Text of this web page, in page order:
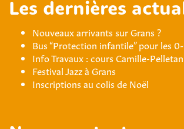
Les dernières
Nouveaux arrivants sur Grans ?
Bus “Protection infantile” pour les
Info Travaux : cours Camille-Pelletan
Festival Jazz à Grans
Inscriptions au colis de Noël